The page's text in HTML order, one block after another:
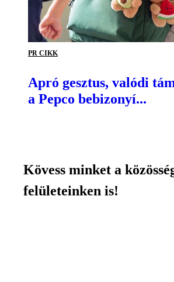
PR CIKK
Apró gesztus, valódi
a Pepco bebizonyí...
Kövess minket a
felületeinken is!